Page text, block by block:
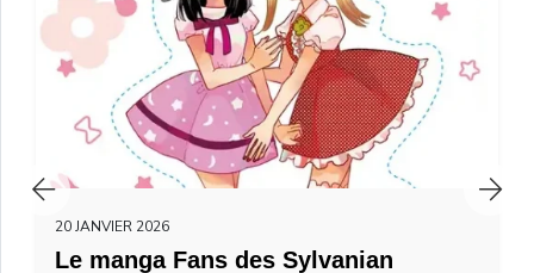
20 JANVIER 2026
Le manga Fans des Sylvanian